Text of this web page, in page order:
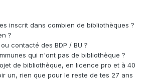
inscrit dans combien de bibliothèques ?
?
contacté des BDP / BU ?
qui n'ont pas de bibliothèque ?
de bibliothèque, en licence pro et à 40
un, rien que pour le reste de tes 27 ans